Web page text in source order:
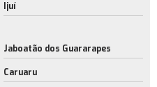
Ijuí
Jaboatão dos Guararapes
Caruaru